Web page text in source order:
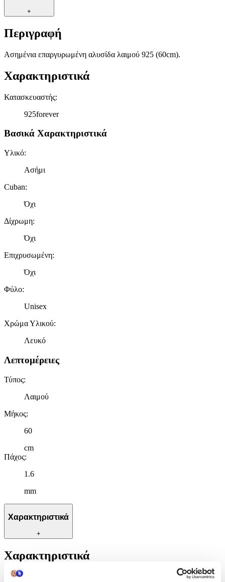
+
Περιγραφή
Ασημένια επαργυρωμένη αλυσίδα λαιμού 925 (60cm).
Χαρακτηριστικά
Κατασκευαστής:
925forever
Βασικά Χαρακτηριστικά
Υλικό:
Ασήμι
Cuban:
Όχι
Δίχρωμη:
Όχι
Επιχρυσωμένη:
Όχι
Φύλο:
Unisex
Χρώμα Υλικού:
Λευκό
Λεπτομέρειες
Τύπος:
Λαιμού
Μήκος:
60
cm
Πάχος:
1.6
mm
Χαρακτηριστικά
+
Χαρακτηριστικά
Κατασκευαστής